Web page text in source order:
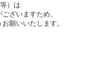
）は
ざいますため、
願いいたします。